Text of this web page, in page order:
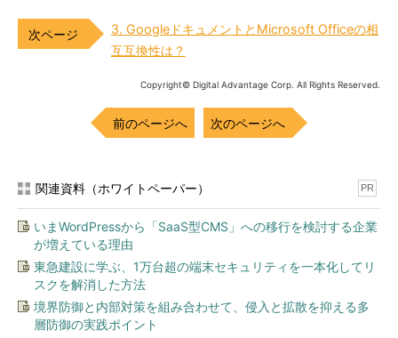
3. GoogleドキュメントとMicrosoft Officeの相
互互換性は？
Copyright© Digital Advantage Corp. All Rights Reserved.
前のページへ 次のページへ
関連資料（ホワイトペーパー） PR
いまWordPressから「SaaS型CMS」への移行を検討する企業
が増えている理由
東急建設に学ぶ、1万台超の端末セキュリティを一本化してリ
スクを解消した方法
境界防御と内部対策を組み合わせて、侵入と拡散を抑える多
層防御の実践ポイント